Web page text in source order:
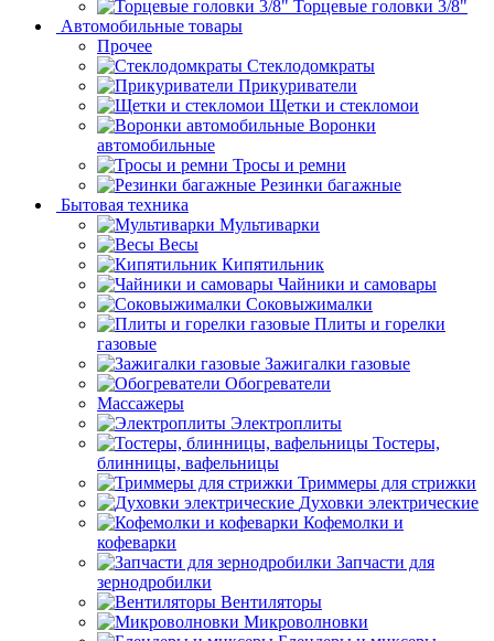
Торцевые головки 3/8"
Автомобильные товары
Прочее
Стеклодомкраты
Прикуриватели
Щетки и стекломои
Воронки
автомобильные
Тросы и ремни
Резинки багажные
Бытовая техника
Мультиварки
Весы
Кипятильник
Чайники и самовары
Соковыжималки
Плиты и горелки
газовые
Зажигалки газовые
Обогреватели
Массажеры
Электроплиты
Тостеры,
блинницы, вафельницы
Триммеры для стрижки
Духовки электрические
Кофемолки и
кофеварки
Запчасти для
зернодробилки
Вентиляторы
Микроволновки